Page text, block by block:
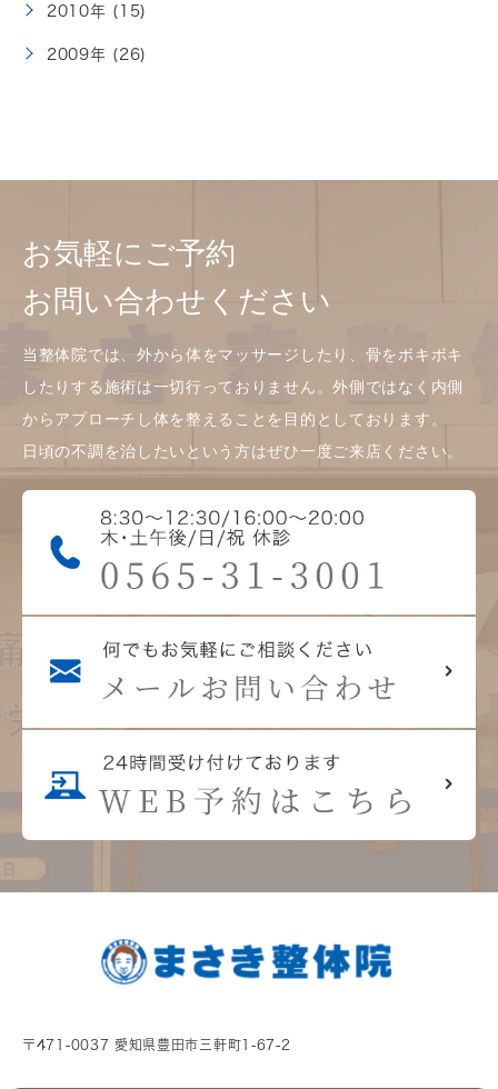
2010年 (15)
2009年 (26)
お気軽にご予約
お問い合わせください
当整体院では、外から体をマッサージしたり、骨をボキボキ
したりする施術は一切行っておりません。外側ではなく内側
からアプローチし体を整えることを目的としております。
日頃の不調を治したいという方はぜひ一度ご来店ください。
〒471-0037 愛知県豊田市三軒町1-67-2